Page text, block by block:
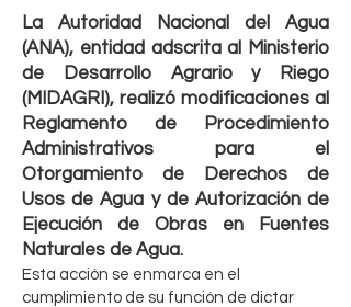
La Autoridad Nacional del Agua
(ANA), entidad adscrita al Ministerio
de Desarrollo Agrario y Riego
(MIDAGRI), realizó modificaciones al
Reglamento de Procedimiento
Administrativos para el
Otorgamiento de Derechos de
Usos de Agua y de Autorización de
Ejecución de Obras en Fuentes
Naturales de Agua.
Esta acción se enmarca en el
cumplimiento de su función de dictar